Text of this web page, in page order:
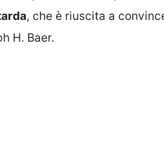
, che è riuscita a
H. Baer.